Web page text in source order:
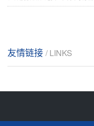
友情链接 / LINKS